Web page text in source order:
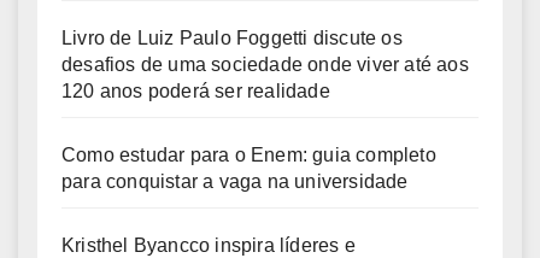
Livro de Luiz Paulo Foggetti discute os
desafios de uma sociedade onde viver até aos
120 anos poderá ser realidade
Como estudar para o Enem: guia completo
para conquistar a vaga na universidade
Kristhel Byancco inspira líderes e